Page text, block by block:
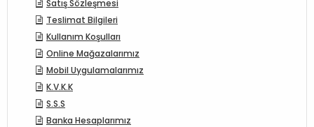
Satış Sözleşmesi
Teslimat Bilgileri
Kullanım Koşulları
Online Mağazalarımız
Mobil Uygulamalarımız
K.V.K.K
S.S.S
Banka Hesaplarımız